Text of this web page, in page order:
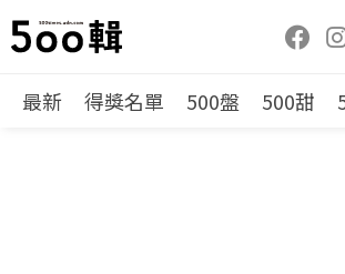
最新 得獎名單 500盤 500甜